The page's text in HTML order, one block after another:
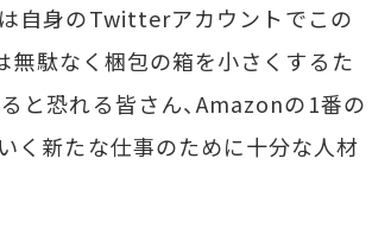
自身のTwitterアカウントでこの
無駄なく梱包の箱を小さくするた
と恐れる皆さん、Amazonの1番の
く新たな仕事のために十分な人材